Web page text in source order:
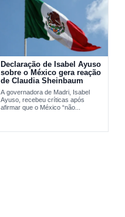
Declaração de Isabel Ayuso
sobre o México gera reação
de Claudia Sheinbaum
A governadora de Madri, Isabel
Ayuso, recebeu críticas após
afirmar que o México “não...